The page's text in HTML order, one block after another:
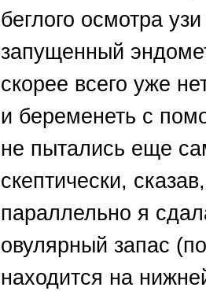
беглого осмотра
запущенный
скорее всего уже
и беременеть с
не пытались еще
скептически,
параллельно я
овулярный запас
находится на